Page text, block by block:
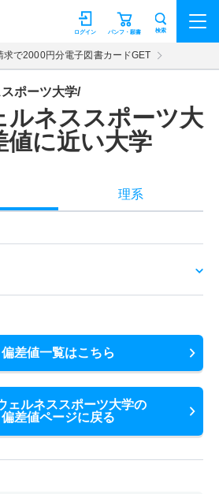
ン パンフ・願書
ログイン 検索
求で2000円分電子図書カードGET
ポーツ大学/
ルネススポーツ大
値に近い大学
理系
偏差値一覧はこちら
ェルネススポーツ大学の
偏差値ページに戻る